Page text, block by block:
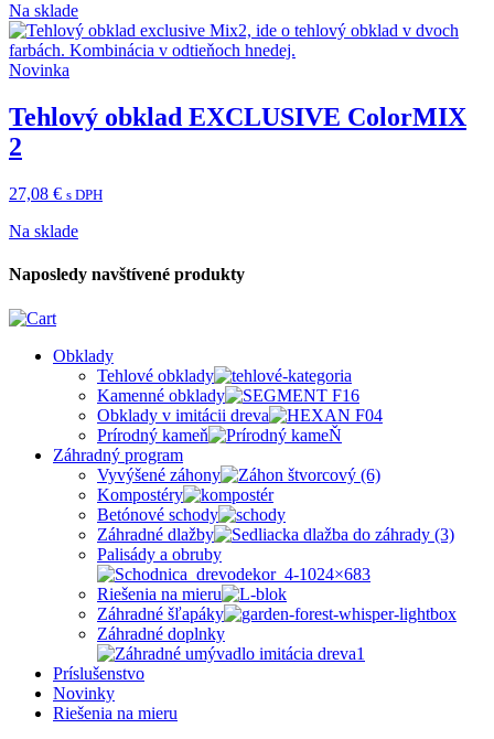
Na sklade
Novinka
Tehlový obklad EXCLUSIVE ColorMIX
2
27,08 € s DPH
Na sklade
Naposledy navštívené produkty
Obklady
Tehlové obklady
Kamenné obklady
Obklady v imitácii dreva
Prírodný kameň
Záhradný program
Vyvýšené záhony
Kompostéry
Betónové schody
Záhradné dlažby
Palisády a obruby
Riešenia na mieru
Záhradné šľapáky
Záhradné doplnky
Príslušenstvo
Novinky
Riešenia na mieru